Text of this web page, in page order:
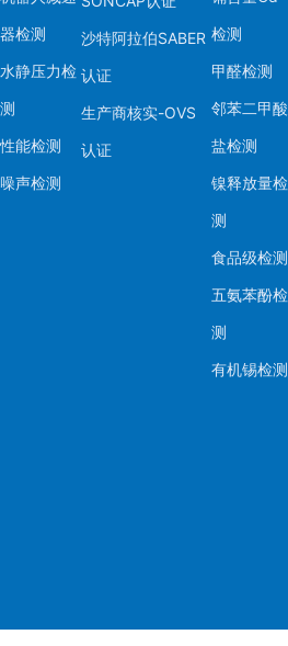
器检测
水静压力检
测
性能检测
噪声检测
沙特阿拉伯SABER
认证
生产商核实-OVS
认证
检测
甲醛检测
邻苯二甲酸
盐检测
镍释放量检
测
食品级检测
五氨苯酚检
测
有机锡检测